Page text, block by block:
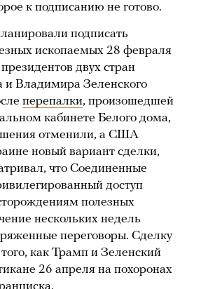
к подписанию не готово.
подписать
ископаемых 28 февраля
двух стран
Владимира Зеленского
перепалки, произошедшей
кабинете Белого дома,
отменили, а США
новый вариант сделки,
что Соединенные
доступ
полезных
нескольких недель
переговоры. Сделку
как Трамп и Зеленский
26 апреля на похоронах